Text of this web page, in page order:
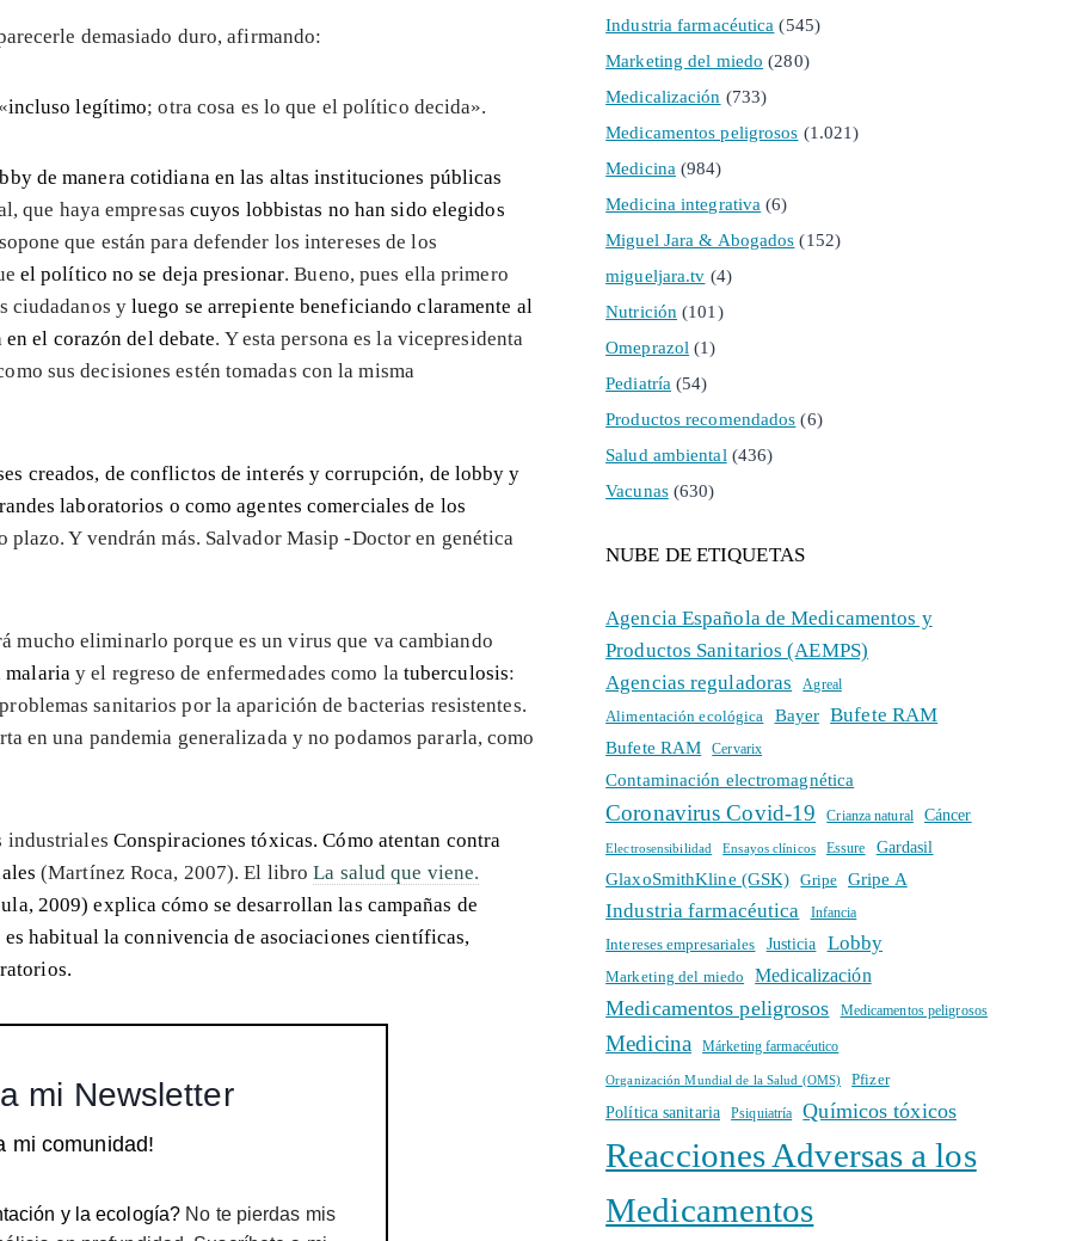
demasiado duro, afirmando:
incluso legítimo; otra cosa es lo que el político decida».
de manera cotidiana en las altas instituciones públicas
que haya empresas cuyos lobbistas no han sido elegidos
que están para defender los intereses de los
el político no se deja presionar. Bueno, pues ella primero
ciudadanos yluego se arrepiente beneficiando claramente al
el corazón del debate. Y esta persona es la vicepresidenta
sus decisiones estén tomadas con la misma
creados, de conflictos de interés y corrupción, de lobby y
laboratorios o como agentes comerciales de los
plazo. Y vendrán más. Salvador Masip -Doctor en genética
mucho eliminarlo porque es un virus que va cambiando
malariay el regreso de enfermedades como la tuberculosis:
sanitarios por la aparición de bacterias resistentes.
en una pandemia generalizada y no podamos pararla, como
industriales Conspiraciones tóxicas. Cómo atentan contra
(Martínez Roca, 2007). El libroLa salud que viene.
2009) explica cómo se desarrollan las campañas de
habitual la connivencia de asociaciones científicas,
mi Newsletter
mi comunidad!
y la ecología? No te pierdas mis
Industria farmacéutica (545)
Marketing del miedo (280)
Medicalización (733)
Medicamentos peligrosos (1.021)
Medicina (984)
Medicina integrativa (6)
Miguel Jara & Abogados (152)
migueljara.tv (4)
Nutrición (101)
Omeprazol (1)
Pediatría (54)
Productos recomendados (6)
Salud ambiental (436)
Vacunas(630)
NUBE DE ETIQUETAS
Agencia Española de Medicamentos y
Productos Sanitarios (AEMPS)
Agencias reguladoras
Agreal
Alimentación ecológica Bayer Bufete RAM
Bufete RAM Cervarix
Contaminación electromagnética
Coronavirus Covid-19 Crianza natural Cáncer
Electrosensibilidad Ensayos clínicos Essure Gardasil
GlaxoSmithKline (GSK) Gripe Gripe A
Industria farmacéutica Infancia
Intereses empresariales Justicia Lobby
Marketing del miedo Medicalización
Medicamentos peligrosos Medicamentos peligrosos
Medicina Márketing farmacéutico
Organización Mundial de la Salud (OMS) Pfizer
Política sanitaria Psiquiatría Químicos tóxicos
Reacciones Adversas a los
Medicamentos